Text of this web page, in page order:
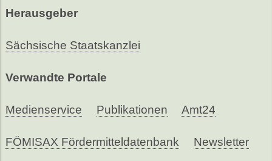
Herausgeber
Sächsische Staatskanzlei
Verwandte Portale
Medienservice Publikationen Amt24
FÖMISAX Fördermitteldatenbank Newsletter